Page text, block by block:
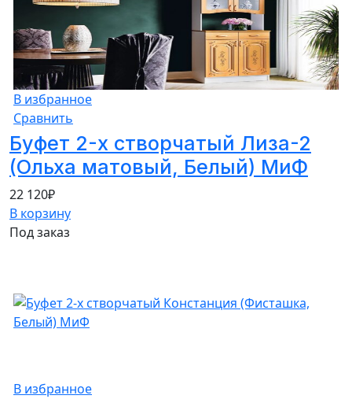
В избранное
Сравнить
Буфет 2-х створчатый Лиза-2
(Ольха матовый, Белый) МиФ
22 120₽
В корзину
Под заказ
В избранное